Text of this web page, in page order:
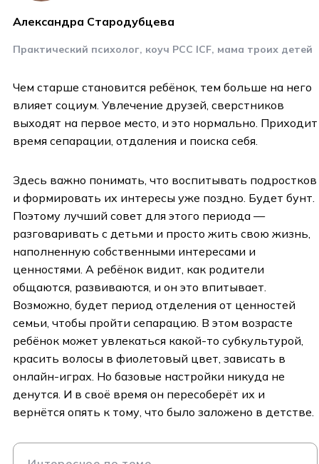
Александра Стародубцева
Практический психолог, коуч РСС ICF, мама троих детей
Чем старше становится ребёнок, тем больше на него
влияет социум. Увлечение друзей, сверстников
выходят на первое место, и это нормально. Приходит
время сепарации, отдаления и поиска себя.
Здесь важно понимать, что воспитывать подростков
и формировать их интересы уже поздно. Будет бунт.
Поэтому лучший совет для этого периода —
разговаривать с детьми и просто жить свою жизнь,
наполненную собственными интересами и
ценностями. А ребёнок видит, как родители
общаются, развиваются, и он это впитывает.
Возможно, будет период отделения от ценностей
семьи, чтобы пройти сепарацию. В этом возрасте
ребёнок может увлекаться какой-то субкультурой,
красить волосы в фиолетовый цвет, зависать в
онлайн-играх. Но базовые настройки никуда не
денутся. И в своё время он пересоберёт их и
вернётся опять к тому, что было заложено в детстве.